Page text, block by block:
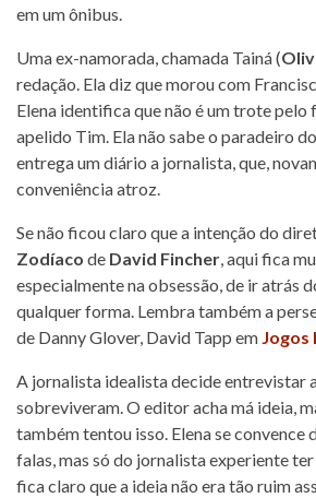
em um ônibus.
Uma ex-namorada, chamada Tainá (
redação. Ela diz que morou com
Elena identifica que não é um trote pelo
apelido Tim. Ela não sabe o paradeiro
entrega um diário a jornalista, que,
conveniência atroz.
Se não ficou claro que a intenção do
Zodíaco de David Fincher, aqui fica
especialmente na obsessão, de ir atrás
qualquer forma. Lembra também a
de Danny Glover, David Tapp em Jogos
A jornalista idealista decide entrevistar
sobreviveram. O editor acha má ideia,
também tentou isso. Elena se convence
falas, mas só do jornalista experiente
fica claro que a ideia não era tão ruim